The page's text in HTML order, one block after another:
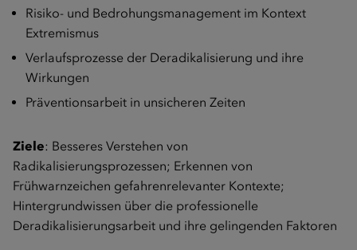
Risiko- und Bedrohungsmanagement im Kontext
Extremismus
Verlaufsprozesse der Deradikalisierung und ihre
Wirkungen
Präventionsarbeit in unsicheren Zeiten
Ziele: Besseres Verstehen von
Radikalisierungsprozessen; Erkennen von
Frühwarnzeichen gefahrenrelevanter Kontexte;
Hintergrundwissen über die professionelle
Deradikalisierungsarbeit und ihre gelingenden Faktoren